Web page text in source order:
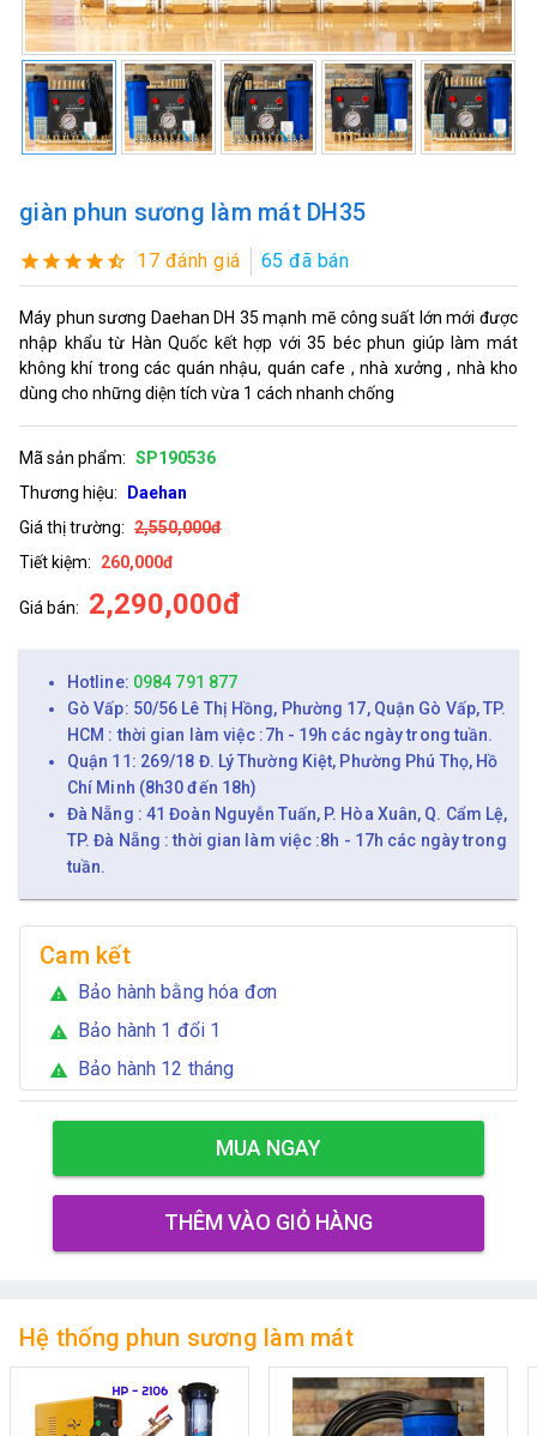
giàn phun sương làm mát DH35
17 đánh giá 65 đã bán
Máy phun sương Daehan DH 35 mạnh mẽ công suất lớn mới được
nhập khẩu từ Hàn Quốc kết hợp với 35 béc phun giúp làm mát
không khí trong các quán nhậu, quán cafe , nhà xưởng , nhà kho
dùng cho những diện tích vừa 1 cách nhanh chống
Mã sản phẩm: SP190536
Thương hiệu:
Daehan
Giá thị trường: 2,550,000đ
Tiết kiệm:
260,000đ
Giá bán: 2,290,000đ
Hotline: 0984 791 877
Gò Vấp: 50/56 Lê Thị Hồng, Phường 17, Quận Gò Vấp, TP.
HCM : thời gian làm việc :7h - 19h các ngày trong tuần.
Quận 11: 269/18 Đ. Lý Thường Kiệt, Phường Phú Thọ, Hồ
Chí Minh (8h30 đến 18h)
Đà Nẵng : 41 Đoàn Nguyễn Tuấn, P. Hòa Xuân, Q. Cẩm Lệ,
TP. Đà Nẵng : thời gian làm việc :8h - 17h các ngày trong
tuần.
Cam kết
warning Bảo hành bằng hóa đơn
warning Bảo hành 1 đổi 1
warning Bảo hành 12 tháng
MUA NGAY
THÊM VÀO GIỎ HÀNG
Hệ thống phun sương làm mát